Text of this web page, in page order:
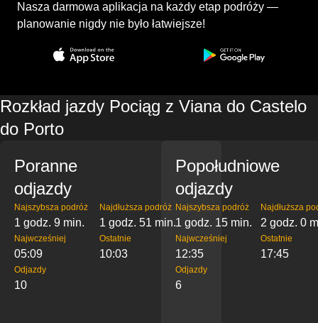
Nasza darmowa aplikacja na każdy etap podróży —
planowanie nigdy nie było łatwiejsze!
Rozkład jazdy Pociąg z Viana do Castelo
do Porto
Poranne
odjazdy
Najszybsza podróż
1 godz. 9 min.
Najdłuższa podróż
1 godz. 51 min.
Najwcześniej
05:09
Ostatnie
10:03
Odjazdy
10
Popołudniowe
odjazdy
Najszybsza podróż
1 godz. 15 min.
Najdłuższa
2 godz. 0
Najwcześniej
12:35
Ostatnie
17:45
Odjazdy
6